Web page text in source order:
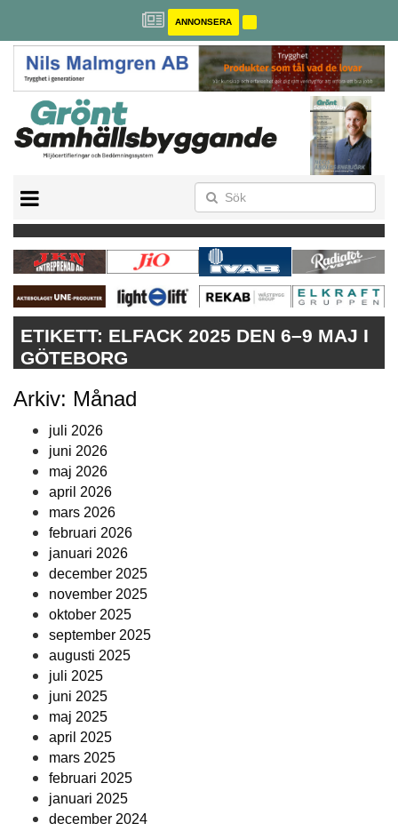
ANNONSERA
MILJÖBYGGNAD
NOLLCO2
CITYLAB
GREENBUILDING
ANNONSERA
ETIKETT: ELFACK 2025 DEN 6–9 MAJ I
GÖTEBORG
Arkiv: Månad
juli 2026
juni 2026
maj 2026
april 2026
mars 2026
februari 2026
januari 2026
december 2025
november 2025
oktober 2025
september 2025
augusti 2025
juli 2025
juni 2025
maj 2025
april 2025
mars 2025
februari 2025
januari 2025
december 2024